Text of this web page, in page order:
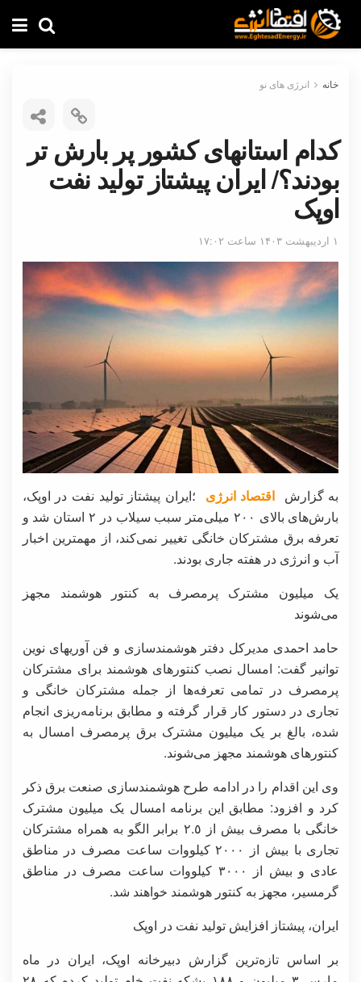
خانه انرژی های نو
کدام استانهای کشور پر بارش تر
بودند؟/ ایران پیشتاز تولید نفت
اوپک
۱ اردیبهشت ۱۴۰۳ ساعت ۱۷:۰۲
به گزارش اقتصاد انرژی ؛ایران پیشتاز تولید نفت در اوپک،
بارش‌های بالای ۲۰۰ میلی‌متر سبب سیلاب در ۲ استان شد و
تعرفه برق مشترکان خانگی تغییر نمی‌کند، از مهمترین اخبار
آب و انرژی در هفته جاری بودند.
یک میلیون مشترک پرمصرف به کنتور هوشمند مجهز
می‌شوند
حامد احمدی مدیرکل دفتر هوشمندسازی و فن آوریهای نوین
توانیر گفت: امسال نصب کنتورهای هوشمند برای مشترکان
پرمصرف در تمامی تعرفه‌ها از جمله مشترکان خانگی و
تجاری در دستور کار قرار گرفته و مطابق برنامه‌ریزی انجام
شده، بالغ بر یک میلیون مشترک برق پرمصرف امسال به
کنتورهای هوشمند مجهز می‌شوند.
وی این اقدام را در ادامه طرح هوشمندسازی صنعت برق ذکر
کرد و افزود: مطابق این برنامه امسال یک میلیون مشترک
خانگی با مصرف بیش از ٢.٥ برابر الگو به همراه مشترکان
تجاری با بیش از ٢٠٠٠ کیلووات ساعت مصرف در مناطق
عادی و بیش از ٣٠٠٠ کیلووات ساعت مصرف در مناطق
گرمسیر، مجهز به کنتور هوشمند خواهند شد.
ایران، پیشتاز افزایش تولید نفت در اوپک
بر اساس تازه‌ترین گزارش دبیرخانه اوپک، ایران در ماه